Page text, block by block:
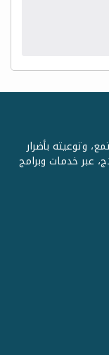
وتوعيته بأضرار
عبر خدمات وبرامج